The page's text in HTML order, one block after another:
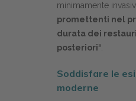
minimamente
promettenti nel
durata dei
posteriori³.
Soddisfare le
moderne